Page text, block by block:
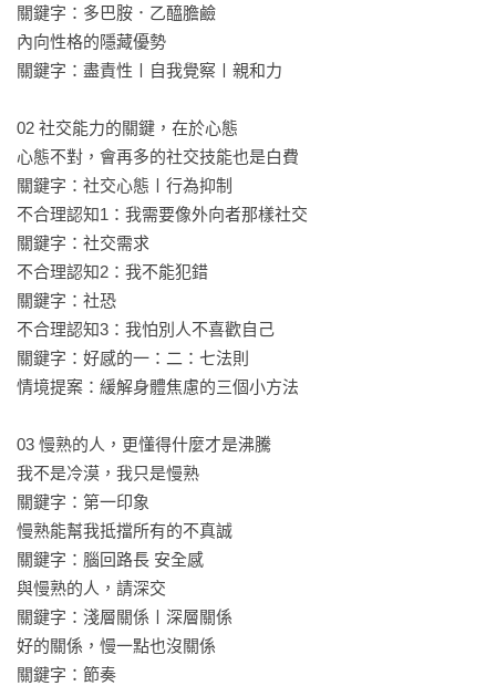
對於I型人而言，接納自己的有限性，不是躺平也不是否定自
己，而是給自己更清楚的定位。不用在你不擅長的戰場苦撐，
【專文導讀】
海苔熊｜諮商心理師
溫暖推薦 (按首字筆畫排序)
洪仲清｜臨床心理師
鄧善庭｜諮商心理師
蘇益賢｜臨床心理師
關鍵字：多巴胺．乙醯膽鹼
內向性格的隱藏優勢
關鍵字：盡責性〡自我覺察〡親和力
02 社交能力的關鍵，在於心態
心態不對，會再多的社交技能也是白費
關鍵字：社交心態〡行為抑制
不合理認知1：我需要像外向者那樣社交
關鍵字：社交需求
不合理認知2：我不能犯錯
關鍵字：社恐
不合理認知3：我怕別人不喜歡自己
關鍵字：好感的一：二：七法則
情境提案：緩解身體焦慮的三個小方法
03 慢熟的人，更懂得什麼才是沸騰
我不是冷漠，我只是慢熟
關鍵字：第一印象
慢熟能幫我抵擋所有的不真誠
關鍵字：腦回路長 安全感
與慢熟的人，請深交
關鍵字：淺層關係〡深層關係
好的關係，慢一點也沒關係
關鍵字：節奏